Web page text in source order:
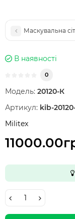
Маскувальна
В наявності
0
Модель: 20120-К
Артикул: kib-
Militex